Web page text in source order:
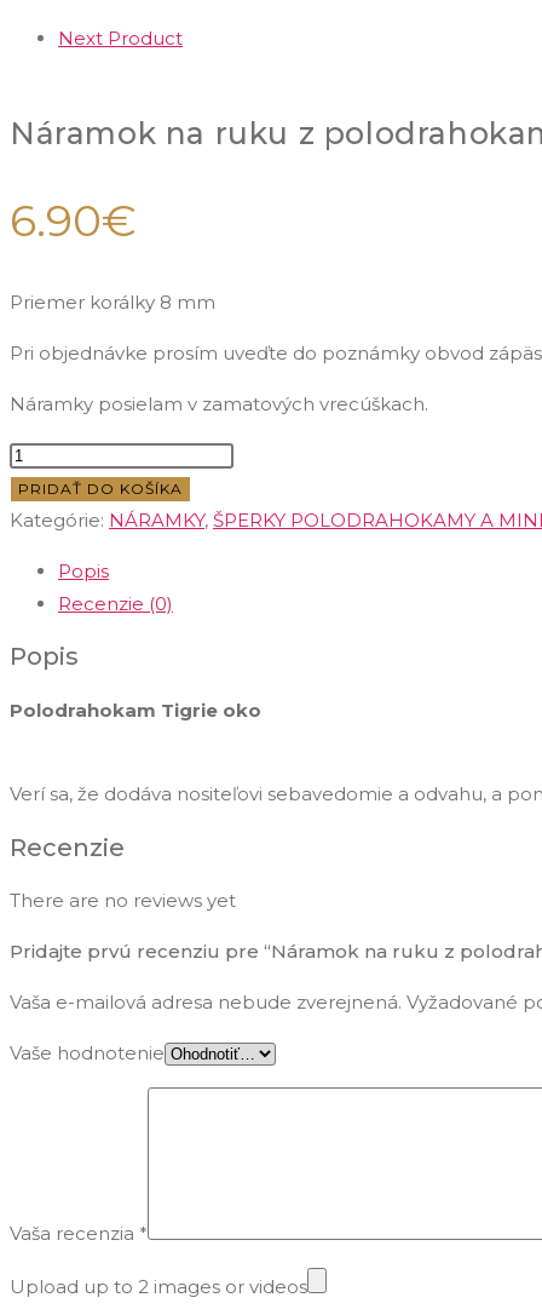
Next Product
Náramok na ruku z
6.90€
Priemer korálky 8 mm
Pri objednávke prosím uveďte do poznámky obvod
Náramky posielam v zamatových vrecúškach.
množstvo
Náramok
na
polodrahokamu
Tigrie
PRIDAŤ DO KOŠÍKA
Kategórie: NÁRAMKY, ŠPERKY POLODRAHOKAMY A
Popis
Recenzie (0)
Popis
Polodrahokam Tigrie oko
Verí sa, že dodáva nositeľovi sebavedomie a odvahu, a
Recenzie
There are no reviews yet
Pridajte prvú recenziu pre “Náramok na ruku z
Vaša e-mailová adresa nebude zverejnená. Vyžadované
Vaše hodnotenie
Vaša recenzia *
Upload up to 2 images or videos